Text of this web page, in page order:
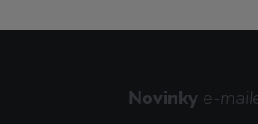
Novinky e-